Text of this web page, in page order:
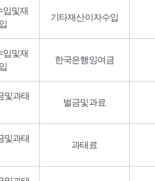
입및재
기타재산이자수입
입및재
한국은행잉여금
및과태
벌금및과료
및과태
과태료